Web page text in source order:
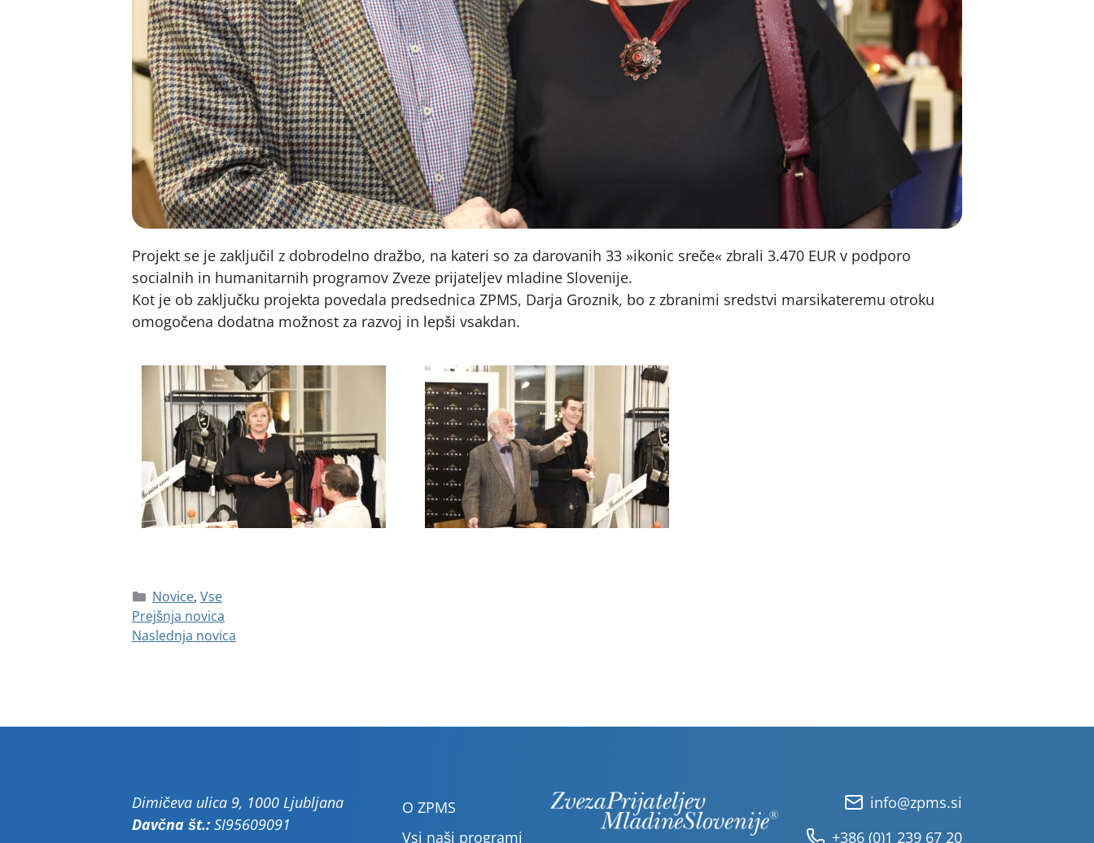
Projekt se je zaključil z dobrodelno dražbo, na kateri so za darovanih 33 »ikonic sreče« zbrali 3.470 EUR v podporo
socialnih in humanitarnih programov Zveze prijateljev mladine Slovenije.
Kot je ob zaključku projekta povedala predsednica ZPMS, Darja Groznik, bo z zbranimi sredstvi marsikateremu otroku
omogočena dodatna možnost za razvoj in lepši vsakdan.
Novice, Vse
Prejšnja novica
Naslednja novica
Dimičeva ulica 9, 1000 Ljubljana
Davčna št.: SI95609091
O ZPMS
Vsi naši programi
info@zpms.si
+386 (0)1 239 67 20